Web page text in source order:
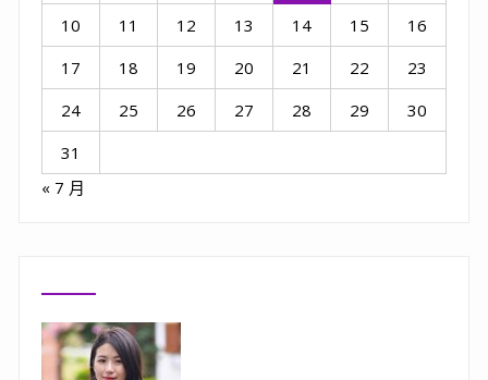
10
11 12 13 14 15
16
17
18 19 20 21 22
23
24
25 26 27 28 29
30
31
« 7 月